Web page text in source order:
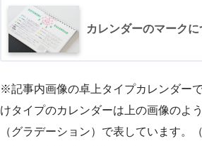
カレンダーのマーク
※記事内画像の卓上タイプカレンダー
けタイプのカレンダーは上の画像のよ
（グラデーション）で表しています。